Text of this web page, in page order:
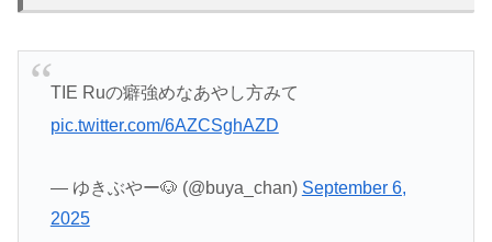
TIE Ruの癖強めなあやし方みて
pic.twitter.com/6AZCSghAZD
— ゆきぶやー🐶 (@buya_chan) September 6,
2025